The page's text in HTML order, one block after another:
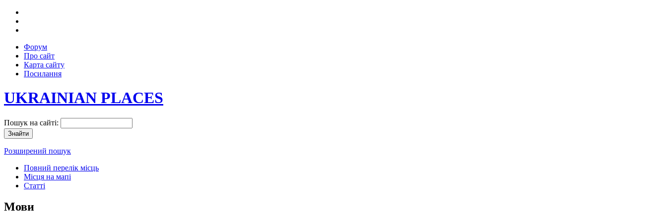
Форум
Про сайт
Карта сайту
Посилання
UKRAINIAN PLACES
Пошук на сайті:
Розширений пошук
Повний перелік місць
Місця на мапі
Статті
Мови